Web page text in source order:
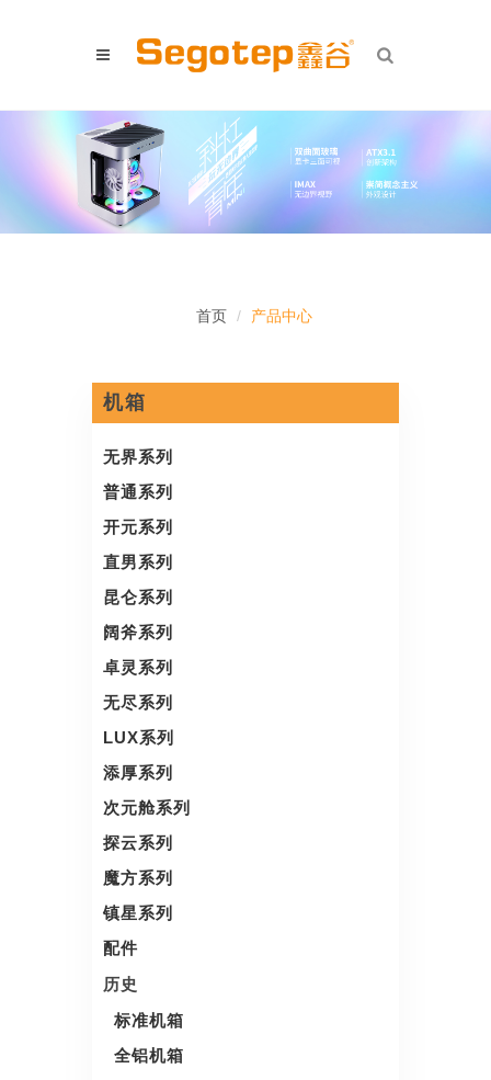
首页 产品中心
机箱
无界系列
普通系列
开元系列
直男系列
昆仑系列
阔斧系列
卓灵系列
无尽系列
LUX系列
添厚系列
次元舱系列
探云系列
魔方系列
镇星系列
配件
历史
标准机箱
全铝机箱